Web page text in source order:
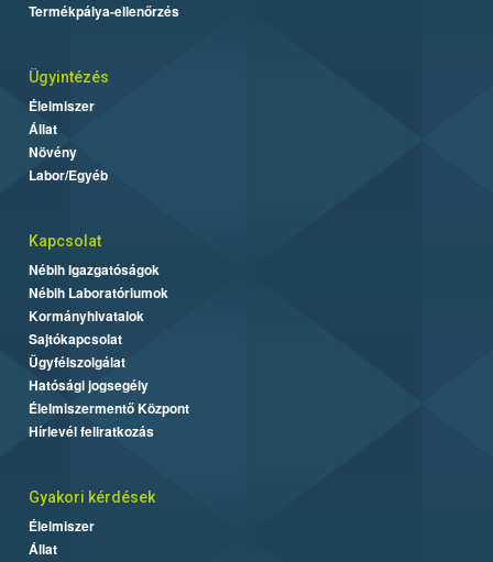
Termékpálya-ellenőrzés
Ügyintézés
Élelmiszer
Állat
Növény
Labor/Egyéb
Kapcsolat
Nébih Igazgatóságok
Nébih Laboratóriumok
Kormányhivatalok
Sajtókapcsolat
Ügyfélszolgálat
Hatósági jogsegély
Élelmiszermentő Központ
Hírlevél feliratkozás
Gyakori kérdések
Élelmiszer
Állat